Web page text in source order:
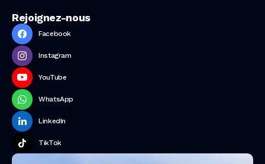
Rejoignez-nous
Facebook
Instagram
YouTube
WhatsApp
LinkedIn
TikTok